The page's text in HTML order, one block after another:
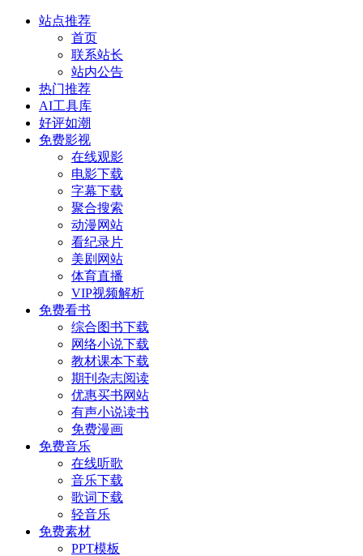
站点推荐
首页
联系站长
站内公告
热门推荐
AI工具库
好评如潮
免费影视
在线观影
电影下载
字幕下载
聚合搜索
动漫网站
看纪录片
美剧网站
体育直播
VIP视频解析
免费看书
综合图书下载
网络小说下载
教材课本下载
期刊杂志阅读
优惠买书网站
有声小说读书
免费漫画
免费音乐
在线听歌
音乐下载
歌词下载
轻音乐
免费素材
PPT模板